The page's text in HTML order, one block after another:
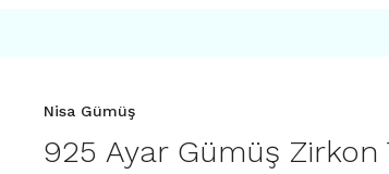
Nisa Gümüş
925 Ayar Gümüş Zirkon